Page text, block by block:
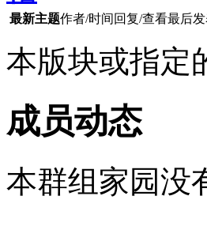
最新主题作者/时间 回复/查看最后
本版块或指定
成员动态
本群组家园没